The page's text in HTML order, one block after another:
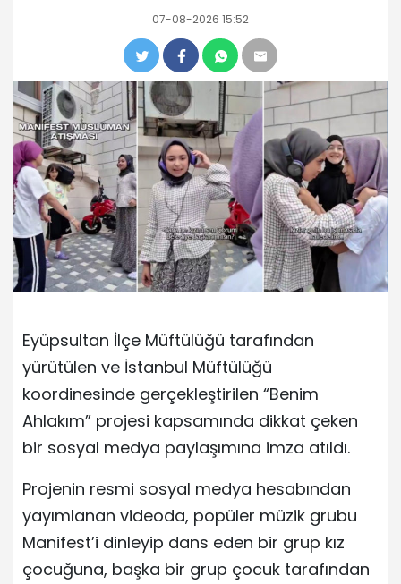
07-08-2026 15:52
Eyüpsultan İlçe Müftülüğü tarafından
yürütülen ve İstanbul Müftülüğü
koordinesinde gerçekleştirilen “Benim
Ahlakım” projesi kapsamında dikkat çeken
bir sosyal medya paylaşımına imza atıldı.
Projenin resmi sosyal medya hesabından
yayımlanan videoda, popüler müzik grubu
Manifest’i dinleyip dans eden bir grup kız
çocuğuna, başka bir grup çocuk tarafından